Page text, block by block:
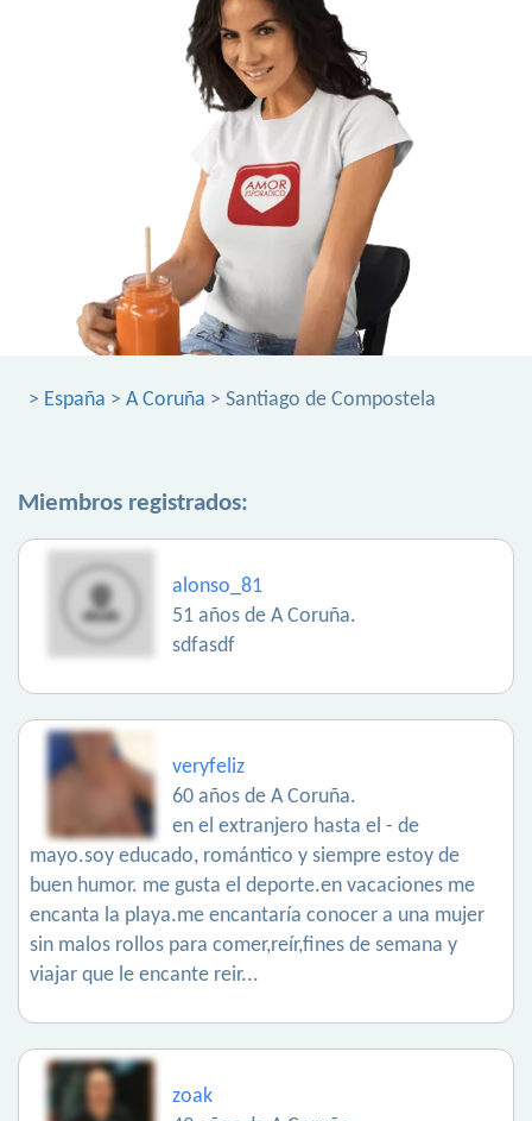
> España > A Coruña > Santiago de Compostela
Miembros registrados:
alonso_81
51 años de A Coruña.
sdfasdf
veryfeliz
60 años de A Coruña.
en el extranjero hasta el - de
mayo.soy educado, romántico y siempre estoy de
buen humor. me gusta el deporte.en vacaciones me
encanta la playa.me encantaría conocer a una mujer
sin malos rollos para comer,reír,fines de semana y
viajar que le encante reir...
zoak